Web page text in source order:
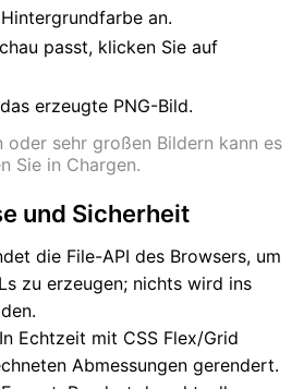
an.
passt, klicken Sie auf
erzeugte PNG-Bild.
oder sehr großen Bildern kann es
Sie in Chargen.
und Sicherheit
die File-API des Browsers, um
zu erzeugen; nichts wird ins
Echtzeit mit CSS Flex/Grid
Abmessungen gerendert.